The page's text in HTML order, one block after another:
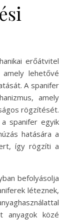
erőátvitel
lehetővé
A spanifer
amely
rögzítését.
spanifer egyik
hatására a
így rögzíti a
befolyásolja
léteznek,
anyagok közé